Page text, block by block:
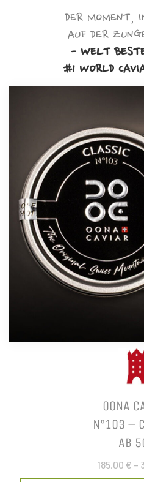
DER MOMENT,
AUF DER
- WELT
#1 WORLD
OONA
N°103 –
AB
185,00 € –